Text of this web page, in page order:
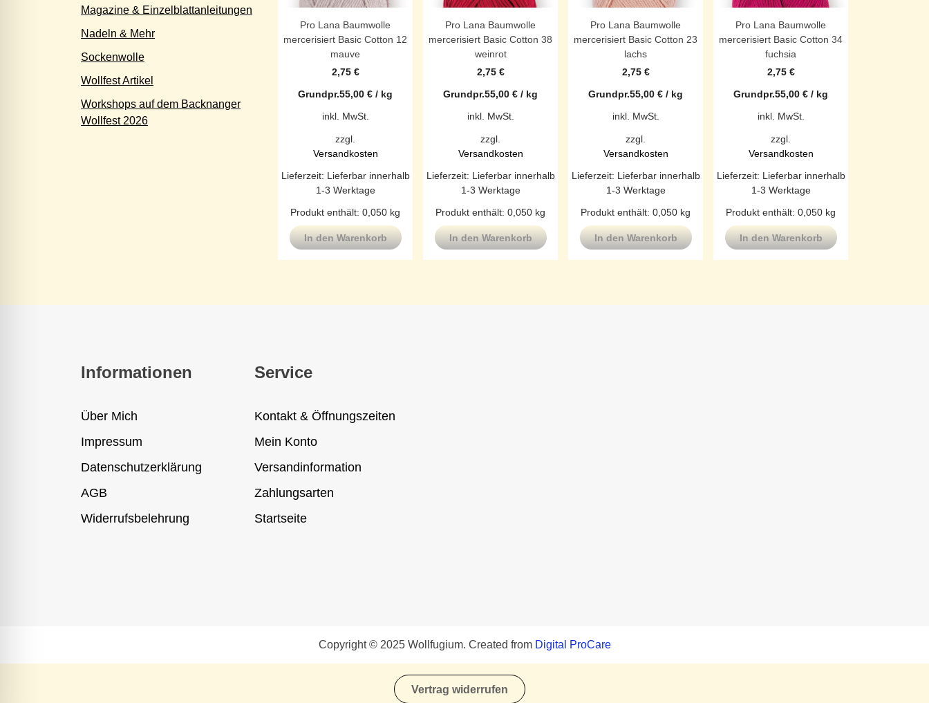
Pro Lana Baumwolle
mercerisiert Basic Cotton 12
mauve
2,75 €
Grundpr.55,00 € / kg
inkl. MwSt.
zzgl.
Versandkosten
Lieferzeit: Lieferbar innerhalb
1-3 Werktage
Produkt enthält: 0,050 kg
In den Warenkorb
Pro Lana Baumwolle
mercerisiert Basic Cotton 38
weinrot
2,75 €
Grundpr.55,00 € / kg
inkl. MwSt.
zzgl.
Versandkosten
Lieferzeit: Lieferbar innerhalb
1-3 Werktage
Produkt enthält: 0,050 kg
In den Warenkorb
Pro Lana Baumwolle
mercerisiert Basic Cotton 23
lachs
2,75 €
Grundpr.55,00 € / kg
inkl. MwSt.
zzgl.
Versandkosten
Lieferzeit: Lieferbar innerhalb
1-3 Werktage
Produkt enthält: 0,050 kg
In den Warenkorb
Pro Lana Baumwolle
mercerisiert Basic Cotton 34
fuchsia
2,75 €
Grundpr.55,00 € / kg
inkl. MwSt.
zzgl.
Versandkosten
Lieferzeit: Lieferbar innerhalb
1-3 Werktage
Produkt enthält: 0,050 kg
In den Warenkorb
Magazine & Einzelblattanleitungen
Nadeln & Mehr
Sockenwolle
Wollfest Artikel
Workshops auf dem Backnanger
Wollfest 2026
Informationen
Über Mich
Impressum
Datenschutzerklärung
AGB
Widerrufsbelehrung
Service
Kontakt & Öffnungszeiten
Mein Konto
Versandinformation
Zahlungsarten
Startseite
Copyright © 2025 Wollfugium. Created from Digital ProCare
Vertrag widerrufen